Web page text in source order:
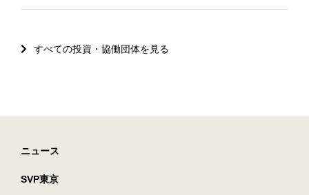
すべての投資・協働団体を見る
ニュース
SVP東京